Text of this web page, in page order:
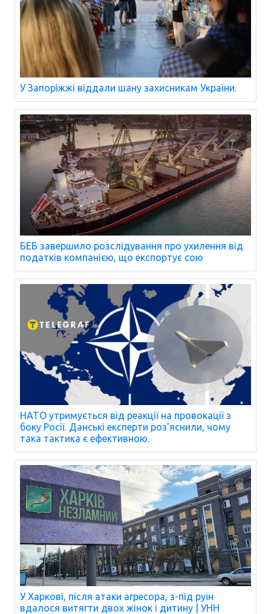
У Запоріжжі віддали шану захисникам України.
БЕБ завершило розслідування про ухилення від
податків компанією, що експортує сою
НАТО утримується від реакції на провокації з
боку Росії. Данські експерти роз'яснили, чому
така тактика є ефективною.
У Харкові, після атаки агресора, з-під руїн
вдалося витягти двох жінок і дитину | УНН